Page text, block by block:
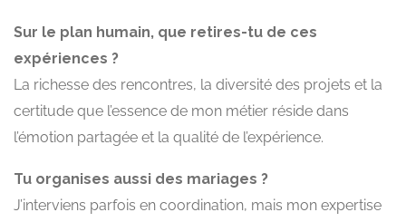
Sur le plan humain, que retires-tu de ces
expériences ?
La richesse des rencontres, la diversité des projets et la
certitude que l’essence de mon métier réside dans
l’émotion partagée et la qualité de l’expérience.
Tu organises aussi des mariages ?
J’interviens parfois en coordination, mais mon expertise